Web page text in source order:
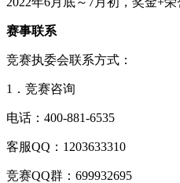
赛事联系
竞赛执委会联系方式：
1．竞赛咨询
电话：400-881-6535
客服QQ：1203633310
竞赛QQ群：699932695